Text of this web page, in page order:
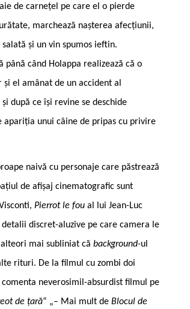
de carnețel pe care el o pierde
marchează nașterea afecțiunii,
și un vin spumos ieftin.
când Holappa realizează că o
el amânat de un accident al
după ce își revine se deschide
apariția unui câine de pripas cu privire
naivă cu personaje care păstrează
de afișaj cinematografic sunt
Pierrot le fou al lui Jean-Luc
discret-aluzive pe care camera le
mai subliniat că background-ul
rituri. De la filmul cu zombi doi
neverosimil-absurdist filmul pe
de țară“ „– Mai mult de Blocul de